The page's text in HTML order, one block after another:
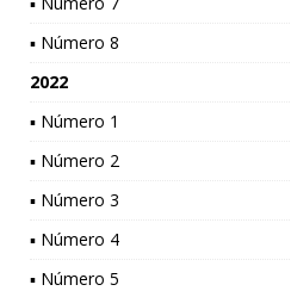
▪ Número 8
2022
▪ Número 1
▪ Número 2
▪ Número 3
▪ Número 4
▪ Número 5